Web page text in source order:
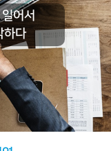
어서
하다